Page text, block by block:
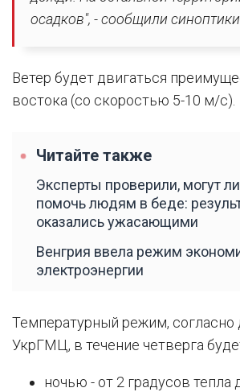
осадков", - сообщили
Ветер будет двигаться
востока (со скоростью 5-10 м/с).
Читайте также
Эксперты проверили, могут
помочь людям в беде:
оказались ужасающими
Венгрия ввела режим
электроэнергии
Температурный режим,
УкрГМЦ, в течение четверга
ночью - от 2 градусов тепла